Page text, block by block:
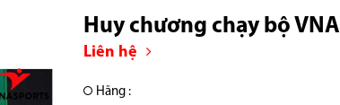
Huy chương chạy bộ VNA
Liên hệ
Hãng :